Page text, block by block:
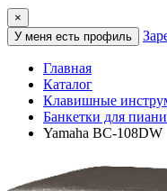
×
У меня есть профиль
Главная
Каталог
Клавишные
Банкетки для
Yamaha BC-108DW